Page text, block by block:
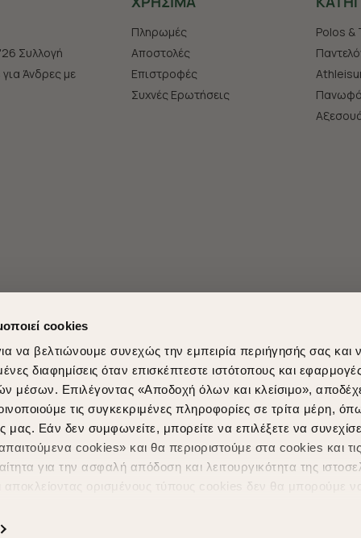
cookies
να βελτιώνουμε συνεχώς την εμπειρία περιήγησής σας και
διαφημίσεις όταν επισκέπτεστε ιστότοπους και
μέσων. Επιλέγοντας «Αποδοχή όλων και κλείσιμο»,
τις συγκεκριμένες πληροφορίες σε τρίτα μέρη,
μας. Εάν δεν συμφωνείτε, μπορείτε να επιλέξετε να
cookies» και θα περιοριστούμε στα cookies και τις
για την ασφαλή απόδοση και λειτουργικότητα της
ορισμένους τύπους cookies δεν θα μπορούμε
Για να προσαρμόσετε τις επιλογές σας ή να ανακαλέσετε
Συλλογή
Άνδρες με
Πληρωμές
Αποστολές
Επιστροφές
Συχνές Ερωτήσεις
Polos &
Shopping in secure with Shipping